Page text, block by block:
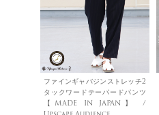
ファインギャバジンストレッチ2
タックワードテーパードパンツ
【MADE IN JAPAN】 /